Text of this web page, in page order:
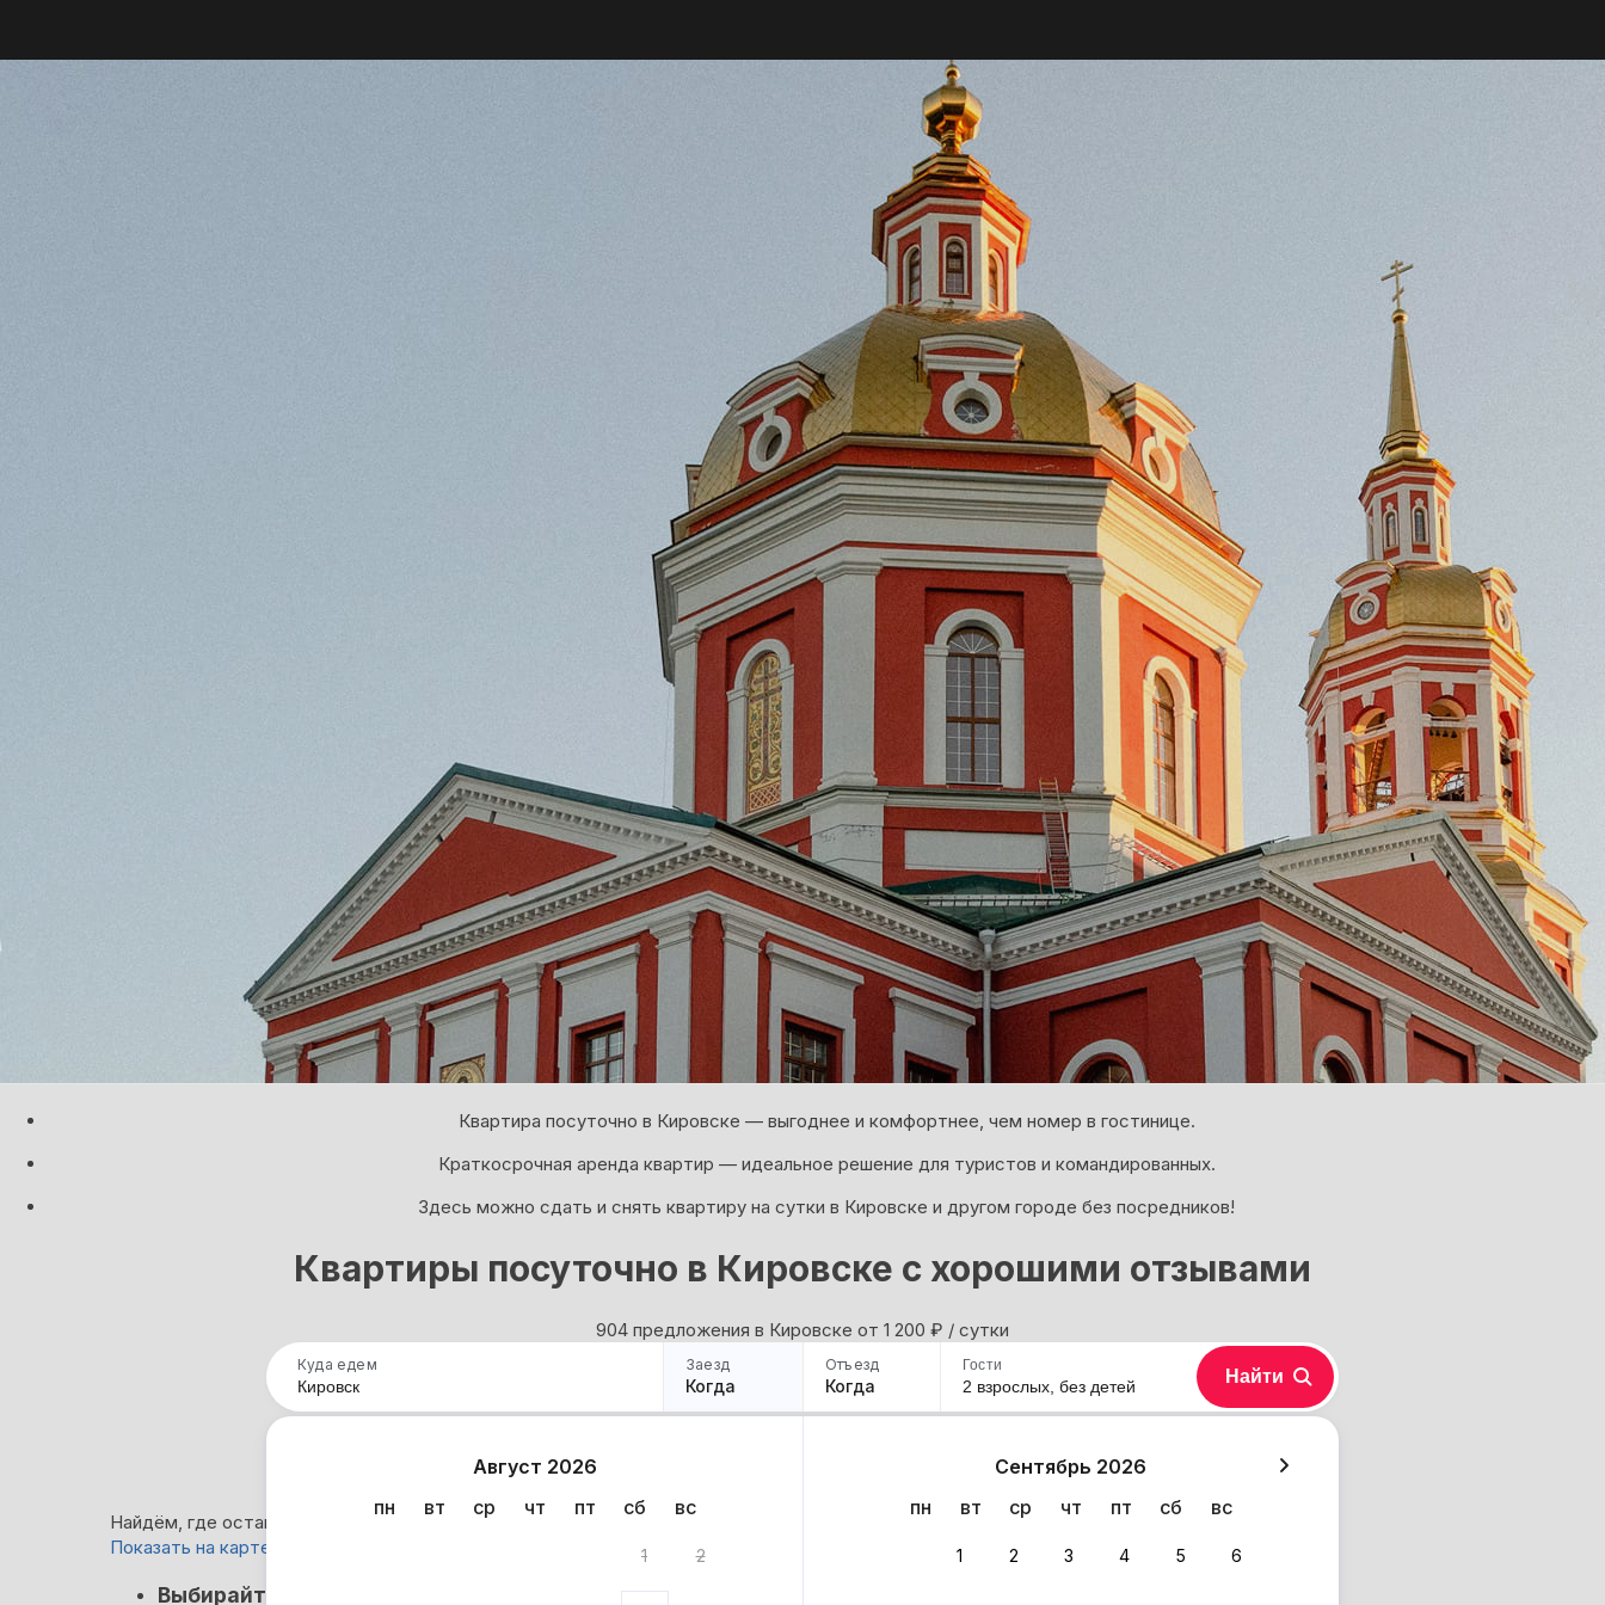
Квартира посуточно в Кировске — выгоднее и комфортнее, чем номер в гостинице.
Краткосрочная аренда квартир — идеальное решение для туристов и командированных.
Здесь можно сдать и снять квартиру на сутки в Кировске и другом городе без посредников!
Квартиры посуточно в Кировске с хорошими отзывами
904 предложения в Кировске oт 1 200 ₽ / сутки
Куда едем Заезд
Когда
Отъезд
Когда
Август 2026
пн
вт ср чт пт сб вс
1 2
Сентябрь 2026
пн
вт ср чт пт сб вс
1 2 3 4 5 6
Гости
2 взрослых, без детей Найти
Найдём, где остановиться в Кировске: 904 варианта
Показать на карте
Выбирайте лучшее